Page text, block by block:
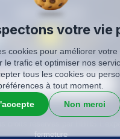
Être rappelé
SIREN: 819116823
légales Politique de
droits réservés par HBHS
fermeture
votre vie
cookies pour améliorer votre
le trafic et optimiser nos
tous les cookies ou
à tout moment.
Non merci